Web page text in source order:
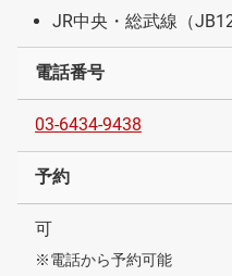
JR中央・総武線（JB12
電話番号
03-6434-9438
予約
可
※電話から予約可能